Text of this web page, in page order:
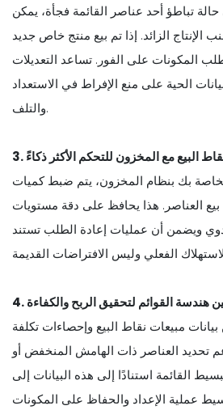
حالة تباطؤ أحد عناصر القائمة فجأة، يمكن
الإنتاج الزائد. إذا تم بيع منتج خاص جديد
المكونات على الفور. تساعد التعديلات
الحية على منع الإفراط في الاستعداد
والتلف.
البيع مع المخزون للتحكم الأكثر ذكاءً
بك بنظام المخزون، يتم ضبط كميات
بيع العناصر. هذا يحافظ على دقة مستويات
ويضمن أن عمليات إعادة الطلب تستند
هندسة القوائم لتحقيق الربح والكفاءة
مبيعات نقاط البيع وإحصاءات تكلفة
تحديد العناصر ذات الهامش المنخفض أو
القائمة استنادًا إلى هذه البيانات إلى
عملية الإعداد والحفاظ على المكونات